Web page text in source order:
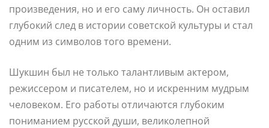
произведения, но и его саму личность. Он оставил
глубокий след в истории советской культуры и стал
одним из символов того времени.
Шукшин был не только талантливым актером,
режиссером и писателем, но и искренним мудрым
человеком. Его работы отличаются глубоким
пониманием русской души, великолепной